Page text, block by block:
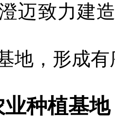
迈致力建
地，形成
种植基地